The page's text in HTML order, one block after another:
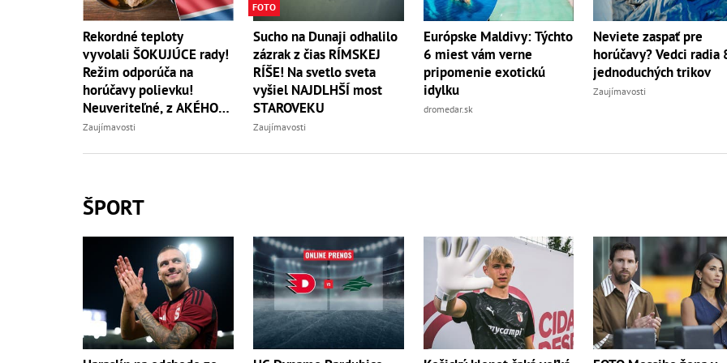
Rekordné teploty
vyvolali ŠOKUJÚCE rady!
Režim odporúča na
horúčavy polievku!
Neuveriteľné, z AKÉHO
zvierata
Zaujímavosti
FOTO
Sucho na Dunaji odhalilo
zázrak z čias RÍMSKEJ
RÍŠE! Na svetlo sveta
vyšiel NAJDLHŠÍ most
STAROVEKU
Zaujímavosti
Európske Maldivy: Týchto
6 miest vám verne
pripomenie exotickú
idylku
dromedar.sk
Neviete zaspať pre
horúčavy? Vedci radia
jednoduchých trikov
Zaujímavosti
ŠPORT